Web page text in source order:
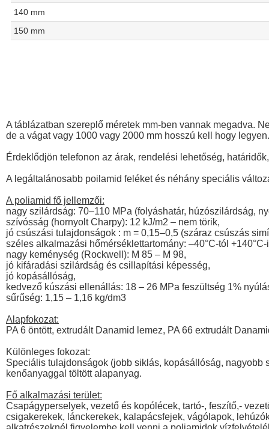
140 mm
150 mm
A táblázatban szereplő méretek mm-ben vannak megadva.
de a vágat vagy 1000 vagy 2000 mm hosszú kell hogy legyen.
Érdeklődjön telefonon az árak, rendelési lehetőség,
A legáltalánosabb poilamid feléket és néhány speciális
A poliamid fő jellemzői:
nagy szilárdság: 70–110 MPa (folyáshatár, húzószilárdság,
szívósság (hornyolt Charpy): 12 kJ/m2 – nem törik,
jó csúszási tulajdonságok : m = 0,15–0,5 (száraz csúszás
széles alkalmazási hőmérséklettartomány: –40°C-tól +140°C-
nagy keménység (Rockwell): M 85 – M 98,
jó kifáradási szilárdság és csillapítási képesség,
jó kopásállóság,
kedvező kúszási ellenállás: 18 – 26 MPa feszültség 1%
sűrűség: 1,15 – 1,16 kg/dm3
Alapfokozat:
PA 6 öntött, extrudált Danamid lemez, PA 66 extrudált
Különleges fokozat:
Speciális tulajdonságok (jobb siklás, kopásállóság,
kenőanyaggal töltött alapanyag.
Fő alkalmazási terület:
Csapágyperselyek, vezető és kopólécek, tartó-, feszítő,-
csigakerekek, lánckerekek, kalapácsfejek, vágólapok,